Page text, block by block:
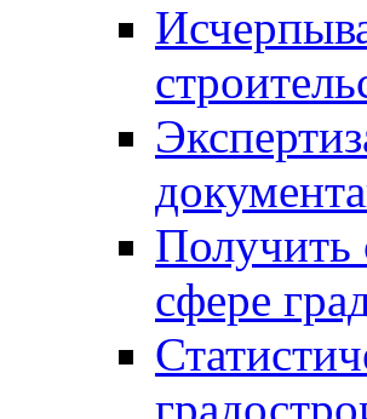
Получить
сфере